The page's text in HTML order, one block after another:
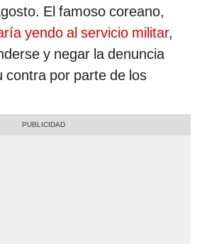
El famoso coreano,
yendo al servicio militar,
y negar la denuncia
contra por parte de los